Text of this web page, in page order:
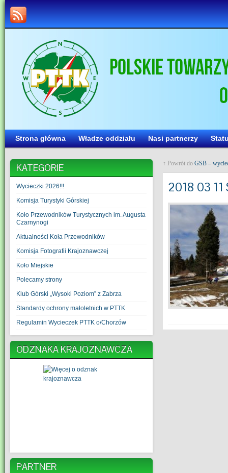
Strona główna Władze oddziału Nasi partnerzy
KATEGORIE
Wycieczki 2026!!!
Komisja Turystyki Górskiej
Koło Przewodników Turystycznych im. Augusta
Czarnynogi
Aktualności Koła Przewodników
Komisja Fotografii Krajoznawczej
Koło Miejskie
Polecamy strony
Klub Górski „Wysoki Poziom” z Zabrza
Standardy ochrony małoletnich w PTTK
Regulamin Wycieczek PTTK o/Chorzów
ODZNAKA KRAJOZNAWCZA
PARTNER
↑ Powrót do GSB –
2018 03